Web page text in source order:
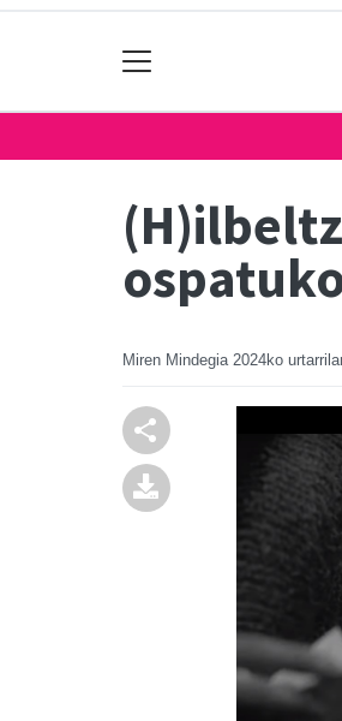
Miren Mindegia 2024ko